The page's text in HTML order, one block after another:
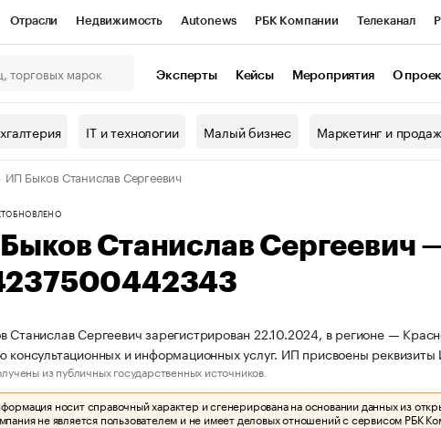
Отрасли Недвижимость Autonews РБК Компании Телеканал
Проверка контрагентов
Эксперты Кейсы Мероприятия О
IT и технологии Малый бизнес Маркетинг и
ИП Быков Станислав Сергеевич
ОБНОВЛЕНО
Станислав
Станислав Сергеевич зарегистрирован 22.10.2024, в регионе —
консультационных и информационных услуг. ИП присвоены
из публичных государственных источников.
носит справочный характер и сгенерирована на основании данных из
не является пользователем и не имеет деловых отношений с сервисом РБК